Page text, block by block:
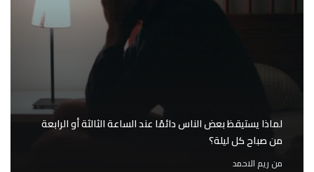
لماذا يستيقظ بعض الناس دائمًا عند الساعة الثالثة أو الرابعة
من صباح كل ليلة؟
من ريم الاحمد